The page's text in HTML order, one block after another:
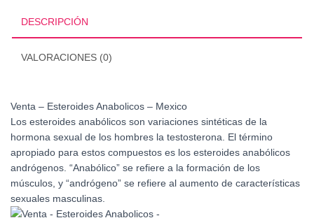
cantidad
DESCRIPCIÓN
VALORACIONES (0)
Venta – Esteroides Anabolicos – Mexico
Los esteroides anabólicos son variaciones sintéticas de la
hormona sexual de los hombres la testosterona. El término
apropiado para estos compuestos es los esteroides anabólicos
andrógenos. “Anabólico” se refiere a la formación de los
músculos, y “andrógeno” se refiere al aumento de características
sexuales masculinas.